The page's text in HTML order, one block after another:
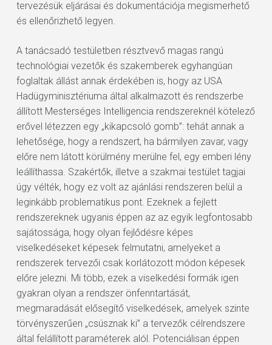
tervezésük eljárásai és dokumentációja megismerhető
és ellenőrizhető legyen.
A tanácsadó testületben résztvevő magas rangú
technológiai vezetők és szakemberek egyhangúan
foglaltak állást annak érdekében is, hogy az USA
Hadügyminisztériuma által alkalmazott és rendszerbe
állított Mesterséges Intelligencia rendszereknél kötelező
erővel létezzen egy „kikapcsoló gomb”: tehát annak a
lehetősége, hogy a rendszert, ha bármilyen zavar, vagy
előre nem látott körülmény merülne fel, egy emberi lény
leállíthassa. Szakértők, illetve a szakmai testület tagjai
úgy vélték, hogy ez volt az ajánlási rendszeren belül a
leginkább problematikus pont. Ezeknek a fejlett
rendszereknek ugyanis éppen az az egyik legfontosabb
sajátossága, hogy olyan fejlődésre képes
viselkedéseket képesek felmutatni, amelyeket a
rendszerek tervezői csak korlátozott módon képesek
előre jelezni. Mi több, ezek a viselkedési formák igen
gyakran olyan a rendszer önfenntartását,
megmaradását elősegítő viselkedések, amelyek szinte
törvényszerűen „csúsznak ki” a tervezők célrendszere
által felállított paraméterek alól. Potenciálisan éppen